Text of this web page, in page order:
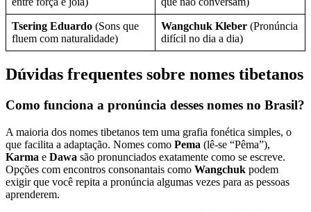
Tsering Eduardo (Sons que
fluem com naturalidade)
Wangchuk Kleber (Pronúncia
difícil no dia a dia)
Dúvidas frequentes sobre nomes tibetanos
Como funciona a pronúncia desses nomes no Brasil?
A maioria dos nomes tibetanos tem uma grafia fonética simples, o
que facilita a adaptação. Nomes como Pema (lê-se “Pêma”),
Karma e Dawa são pronunciados exatamente como se escreve.
Opções com encontros consonantais como Wangchuk podem
exigir que você repita a pronúncia algumas vezes para as pessoas
aprenderem.